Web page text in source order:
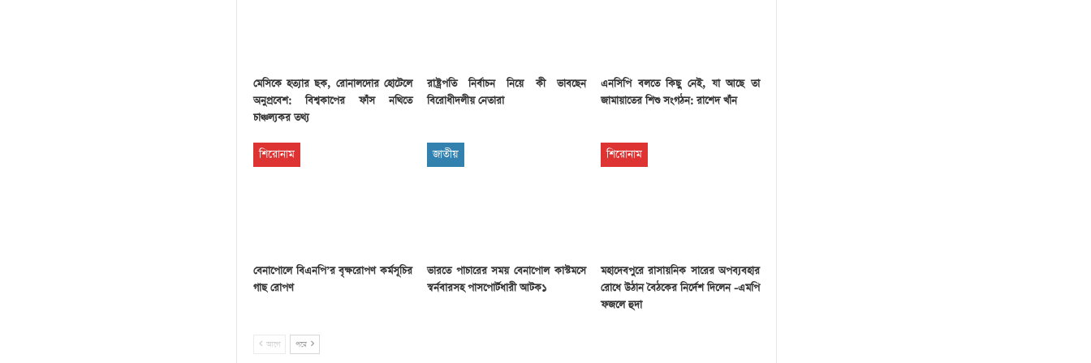
মেসিকে হত্যার ছক, রোনালদোর হোটেলে
অনুপ্রবেশ: বিশ্বকাপের ফাঁস নথিতে
চাঞ্চল্যকর তথ্য
রাষ্ট্রপতি নির্বাচন নিয়ে কী ভাবছেন
বিরোধীদলীয় নেতারা
এনসিপি বলতে কিছু নেই, যা আছে তা
জামায়াতের শিশু সংগঠন: রাশেদ খাঁন
শিরোনাম
বেনাপোলে বিএনপি’র বৃক্ষরোপণ কর্মসূচির
গাছ রোপণ
জাতীয়
ভারতে পাচারের সময় বেনাপোল কাস্টমসে
স্বর্নবারসহ পাসপোর্টধারী আটক১
শিরোনাম
মহাদেবপুরে রাসায়নিক সারের অপব্যবহার
রোধে উঠান বৈঠকের নির্দেশ দিলেন -এমপি
ফজলে হুদা
আগে পরে